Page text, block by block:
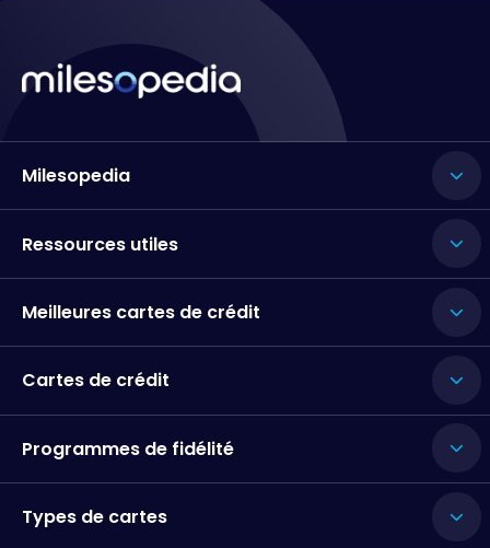
Milesopedia
Ressources utiles
Meilleures cartes de crédit
Cartes de crédit
Programmes de fidélité
Types de cartes